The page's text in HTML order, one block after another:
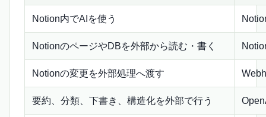
Notion内でAIを使う
NotionのページやDBを外部から読む・書く
Notionの変更を外部処理へ渡す
要約、分類、下書き、構造化を外部で行う